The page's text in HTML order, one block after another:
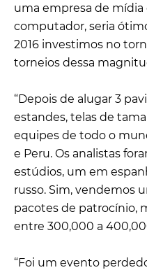
uma empresa de
computador, seria
2016 investimos no
torneios dessa
“Depois de alugar 3
estandes, telas de
equipes de todo o
e Peru. Os analistas
estúdios, um em
russo. Sim, vendemos
pacotes de patrocínio,
entre 300,000 a
“Foi um evento